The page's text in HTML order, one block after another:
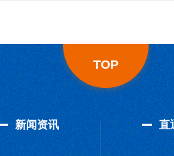
TOP
新闻资讯 直